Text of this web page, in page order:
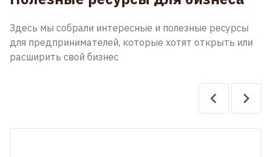
Здесь мы собрали интересные и полезные ресурсы
для предпринимателей, которые хотят открыть или
расширить свой бизнес